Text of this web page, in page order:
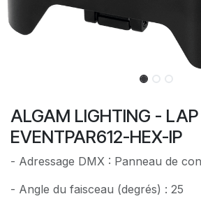
ALGAM LIGHTING - LAP
EVENTPAR612-HEX-IP
- Adressage DMX : Panneau de
- Angle du faisceau (degrés) : 25